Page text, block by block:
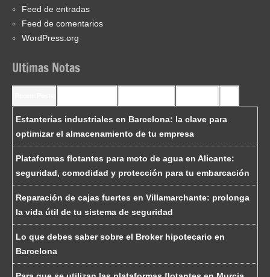
Feed de entradas
Feed de comentarios
WordPress.org
Ultimas Notas
Estanterías industriales en Barcelona: la clave para
optimizar el almacenamiento de tu empresa
Plataformas flotantes para moto de agua en Alicante:
seguridad, comodidad y protección para tu embarcación
Reparación de cajas fuertes en Villamarchante: prolonga
la vida útil de tu sistema de seguridad
Lo que debes saber sobre el Broker hipotecario en
Barcelona